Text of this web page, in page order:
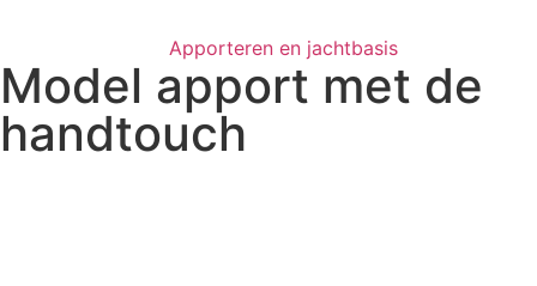
Apporteren en jachtbasis
Model apport met de
handtouch